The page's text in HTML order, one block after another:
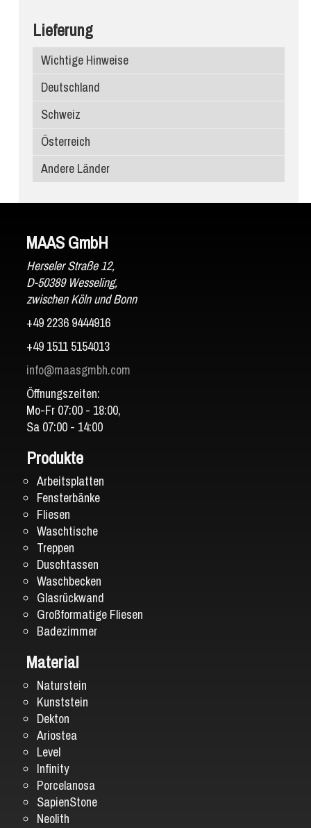
Compac Quarzagglo
Santa Margherita
Edelstein
Dekton
Infinity Keramik
Ariostea
Porcelanosa
Atlas Plan
SapienStone
Laminam
Waschbecken
Lieferung
Wichtige Hinweise
Deutschland
Schweiz
Österreich
Andere Länder
MAAS GmbH
Herseler Straße 12,
D-50389 Wesseling,
zwischen Köln und Bonn
+49 2236 9444916
+49 1511 5154013
info@maasgmbh.com
Öffnungszeiten:
Mo-Fr 07:00 - 18:00,
Sa 07:00 - 14:00
Produkte
Arbeitsplatten
Fensterbänke
Fliesen
Waschtische
Treppen
Duschtassen
Waschbecken
Glasrückwand
Großformatige Fliesen
Badezimmer
Material
Naturstein
Kunststein
Dekton
Ariostea
Level
Infinity
Porcelanosa
SapienStone
Neolith